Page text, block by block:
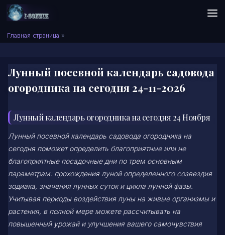
Skip to content
Сонник I-SONNIK.COM
Главная страница »
Лунный посевной календарь садовода
огородника на сегодня 24-11-2026
Лунный календарь огородника на сегодня 24 Ноября
Лунный посевной календарь садовода огородника на
сегодня поможет определить благоприятные или не
благоприятные посадочные дни по трем основным
параметрам: прохождения луной определенного созвездия
зодиака, значения лунных суток и цикла лунной фазы.
Учитывая периоды воздействия луны на живые организмы и
растения, в полной мере можете рассчитывать на
повышенный урожай и улучшения вашего самочувствия